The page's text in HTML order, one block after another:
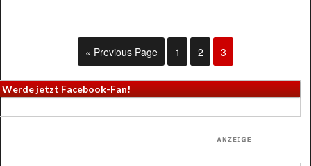
« Previous Page 1 2 3
Werde jetzt Facebook-Fan!